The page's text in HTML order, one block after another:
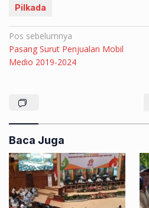
Pilkada
Navigasi
pos
Pos sebelumnya
Pasang Surut Penjualan Mobil
Medio 2019-2024
Baca Juga